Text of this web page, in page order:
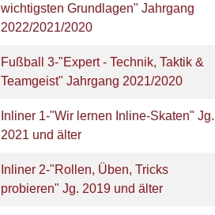
wichtigsten Grundlagen" Jahrgang
2022/2021/2020
Fußball 3-"Expert - Technik, Taktik &
Teamgeist" Jahrgang 2021/2020
Inliner 1-"Wir lernen Inline-Skaten" Jg.
2021 und älter
Inliner 2-"Rollen, Üben, Tricks
probieren" Jg. 2019 und älter